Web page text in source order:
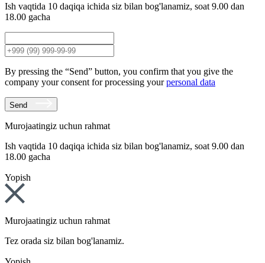
Ish vaqtida 10 daqiqa ichida siz bilan bog'lanamiz, soat 9.00 dan
18.00 gacha
By pressing the “Send” button, you confirm that you give the
company your consent for processing yourpersonal data
Send
Murojaatingiz uchun rahmat
Ish vaqtida 10 daqiqa ichida siz bilan bog'lanamiz, soat 9.00 dan
18.00 gacha
Yopish
Murojaatingiz uchun rahmat
Tez orada siz bilan bog'lanamiz.